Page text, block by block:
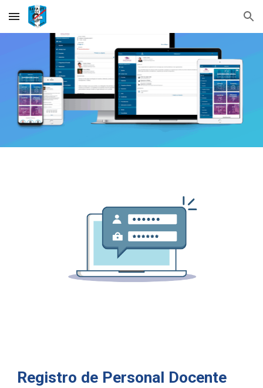
Skip to main content Skip to navigation
Registro de Personal Docente